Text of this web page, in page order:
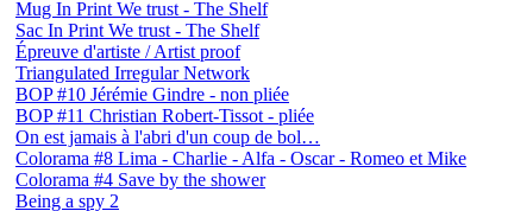
Mug In Print We trust - The Shelf
Sac In Print We trust - The Shelf
Épreuve d'artiste / Artist proof
Triangulated Irregular Network
BOP #10 Jérémie Gindre - non pliée
BOP #11 Christian Robert-Tissot - pliée
On est jamais à l'abri d'un coup de bol…
Colorama #8 Lima - Charlie - Alfa - Oscar - Romeo et Mike
Colorama #4 Save by the shower
Being a spy 2